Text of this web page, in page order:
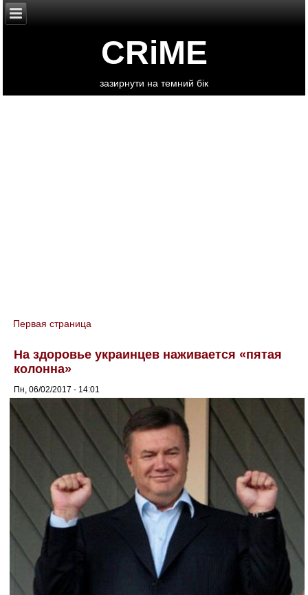
CRiME
зазирнути на темний бік
You are here
Первая страница
На здоровье украинцев наживается «пятая
колонна»
Пн, 06/02/2017 - 14:01